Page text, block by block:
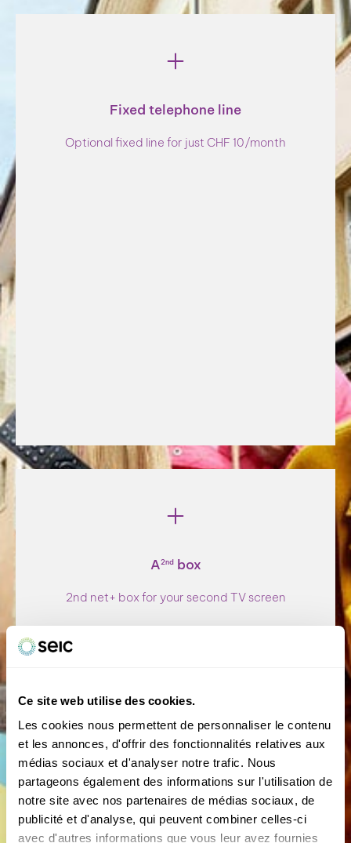
Ce site web utilise des cookies.
Les cookies nous permettent de personnaliser le contenu
et les annonces, d'offrir des fonctionnalités relatives aux
médias sociaux et d'analyser notre trafic. Nous
partageons également des informations sur l'utilisation de
notre site avec nos partenaires de médias sociaux, de
publicité et d'analyse, qui peuvent combiner celles-ci
avec d'autres informations que vous leur avez fournies
Fixed telephone line
Optional fixed line for just CHF 10/month
Fixed telephone line
As an option, your fixed line for only CHF 10/month with
Free calls 24 hours a day on Swiss fixed and
Replacement of your existing telephone line with
An integrated answering machine, which can be
interrogated remotely or via the Internet
Manage your invoices online
A2ndbox
2nd net+ box for your second TV screen
A2ndbox
Get an extra box for CHF 10.
Theme channel packages